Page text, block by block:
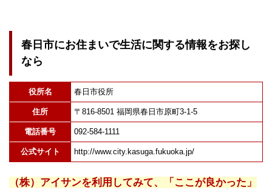
春日市にお住まいで生活に関する情報をお探し
なら
役所名 春日市役所
住所 〒816-8501 福岡県春日市原町3-1-5
電話番号 092-584-1111
公式サイト http://www.city.kasuga.fukuoka.jp/
（株）アイサンを利用してみて、「ここが良かった」